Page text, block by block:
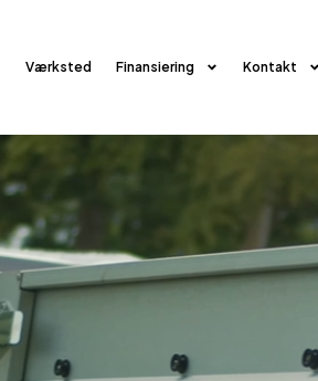
Værksted Finansiering Kontakt